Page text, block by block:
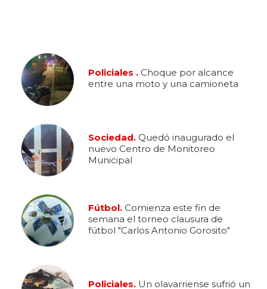
Policiales . Choque por alcance
entre una moto y una camioneta
Sociedad. Quedó inaugurado el
nuevo Centro de Monitoreo
Municipal
Fútbol. Comienza este fin de
semana el torneo clausura de
fútbol "Carlos Antonio Gorosito"
Policiales. Un olavarriense sufrió un